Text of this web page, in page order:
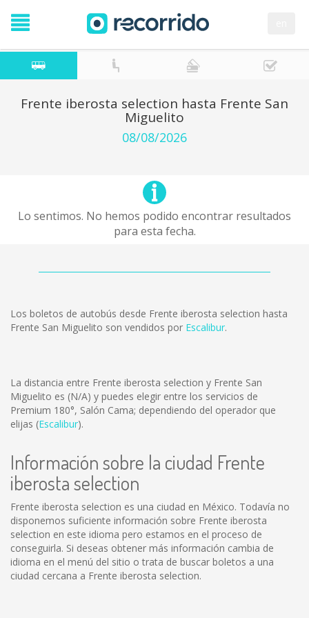
Frente iberosta selection hasta Frente San
Miguelito
08/08/2026
Lo sentimos. No hemos podido encontrar resultados
para esta fecha.
Los boletos de autobús desde Frente iberosta selection hasta
Frente San Miguelito son vendidos por Escalibur.
La distancia entre Frente iberosta selection y Frente San
Miguelito es (N/A) y puedes elegir entre los servicios de
Premium 180°, Salón Cama; dependiendo del operador que
elijas (Escalibur).
Información sobre la ciudad Frente
iberosta selection
Frente iberosta selection es una ciudad en México. Todavía no
disponemos suficiente información sobre Frente iberosta
selection en este idioma pero estamos en el proceso de
conseguirla. Si deseas obtener más información cambia de
idioma en el menú del sitio o trata de buscar boletos a una
ciudad cercana a Frente iberosta selection.